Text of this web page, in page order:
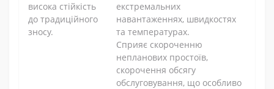
висока стійкість
до традиційного
зносу.
екстремальних
навантаженнях, швидкостях
та температурах.
Сприяє скороченню
непланових простоїв,
скорочення обсягу
обслуговування, що особливо